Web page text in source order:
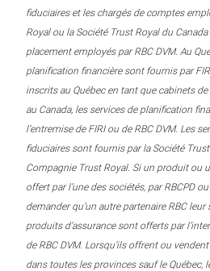
fiduciaires et les chargés de comptes
Royal ou la Société Trust Royal du
placement employés par RBC DVM. Au
planification financière sont fournis par
inscrits au Québec en tant que cabinets
au Canada, les services de planification
l’entremise de FIRI ou de RBC DVM. Les
fiduciaires sont fournis par la Société
Compagnie Trust Royal. Si un produit ou
offert par l’une des sociétés, par RBCPD
demander qu’un autre partenaire RBC
produits d’assurance sont offerts par
de RBC DVM. Lorsqu’ils offrent ou
dans toutes les provinces sauf le Québec,